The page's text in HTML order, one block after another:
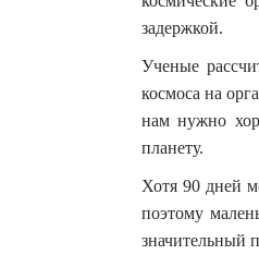
задержкой.
Ученые
космоса на
нам нужно
планету.
Хотя 90 дней
поэтому
значительный